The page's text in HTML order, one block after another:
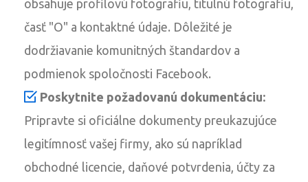
obsahuje profilovú fotografiu, titulnú fotografiu,
časť "O" a kontaktné údaje. Dôležité je
dodržiavanie komunitných štandardov a
podmienok spoločnosti Facebook.
Poskytnite požadovanú dokumentáciu:
Pripravte si oficiálne dokumenty preukazujúce
legitímnosť vašej firmy, ako sú napríklad
obchodné licencie, daňové potvrdenia, účty za